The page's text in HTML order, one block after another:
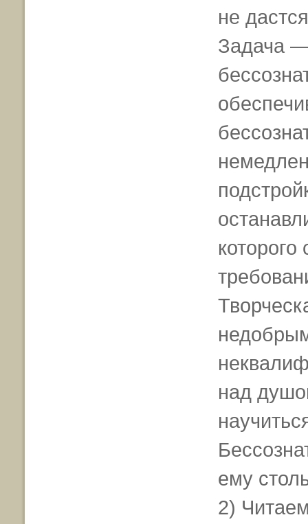
не
Задача
над
ему
2)